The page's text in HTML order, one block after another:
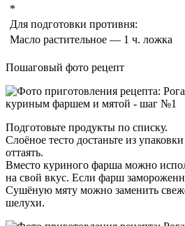
*
Для подготовки противня:
Масло растительное — 1 ч. ложка
Пошаговый фото рецепт
Подготовьте продукты по списку.
Слоёное тесто достаньте из
оттаять.
Вместо куриного фарша можно
на свой вкус. Если фарш
Сушёную мяту можно заменить
шелухи.